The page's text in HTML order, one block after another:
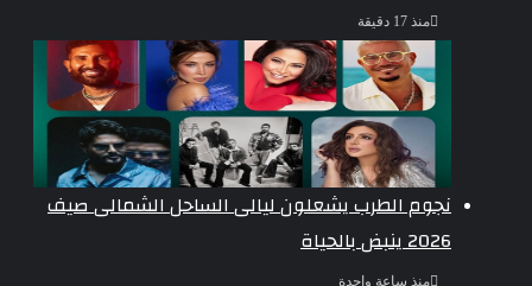
منذ 17 دقيقة
نجوم الطرب يشعلون ليالى الساحل الشمالى صيف
2026 ينبض بالحياة
منذ ساعة واحدة